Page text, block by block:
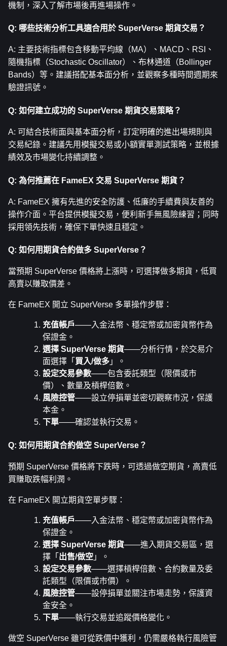
機制，深入了解市場後再進場操作。
Q: 哪些技術分析工具適合用於 SuperVerse 期貨交易？
A: 主要技術指標包含移動平均線（MA）、MACD、RSI、
隨機指標（Stochastic Oscillator）、布林通道（Bollinger
Bands）等。建議搭配基本面分析，並觀察多種時間週期來
驗證訊號。
Q: 如何建立成功的 SuperVerse 期貨交易策略？
A: 可結合技術面與基本面分析，訂定明確的進出場規則與
交易紀錄。建議先用模擬交易或小額實單測試策略，並根據
績效及市場變化持續調整。
Q: 為何推薦在 FameEX 交易 SuperVerse 期貨？
A: FameEX 擁有先進的安全防護、低廉的手續費與友善的
操作介面。平台提供模擬交易，便利新手無風險練習；同時
採用領先技術，確保下單快速且穩定。
Q: 如何用期貨合約做多 SuperVerse？
當預期 SuperVerse 價格將上漲時，可選擇做多期貨，低買
高賣以賺取價差。
在 FameEX 開立 SuperVerse 多單操作步驟：
充值帳戶——入金法幣、穩定幣或加密貨幣作為
保證金。
選擇 SuperVerse 期貨——分析行情，於交易介
面選擇「 買入/做多 」。
設定交易參數——包含委託類型（限價或市
價）、數量及槓桿倍數。
風險控管——設立停損單並密切觀察市況，保護
本金。
下單——確認並執行交易。
Q: 如何用期貨合約做空 SuperVerse？
預期 SuperVerse 價格將下跌時，可透過做空期貨，高賣低
買賺取跌幅利潤。
在 FameEX 開立期貨空單步驟：
充值帳戶——入金法幣、穩定幣或加密貨幣作為
保證金。
選擇 SuperVerse 期貨——進入期貨交易區，選
擇「 出售/做空 」。
設定交易參數——選擇槓桿倍數、合約數量及委
託類型（限價或市價）。
風險控管——設停損單並關注市場走勢，保護資
金安全。
下單——執行交易並追蹤價格變化。
做空 SuperVerse 雖可從跌價中獲利，仍需嚴格執行風險管